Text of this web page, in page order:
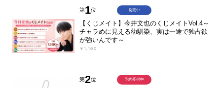
第1位
【くじメイト】今井文也のくじメイトVol.4～
チャラめに見える幼馴染、実は一途で独占欲
が強いんです～
￥1,100
発売中
第2位 予約受付中